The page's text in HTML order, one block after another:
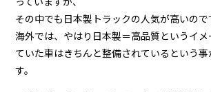
その中でも日本製トラックの人気が高いので
海外では、やはり日本製＝高品質というイ
ていた車はきちんと整備されているという
す。